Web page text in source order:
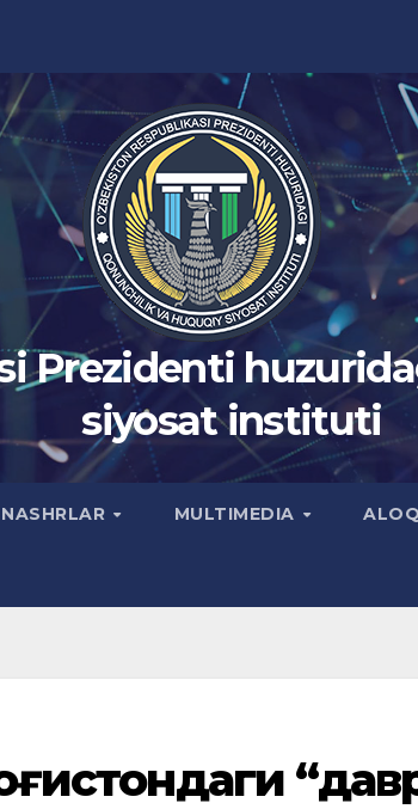
Prezidenti
siyosat instituti
NASHRLAR MULTIMEDIA